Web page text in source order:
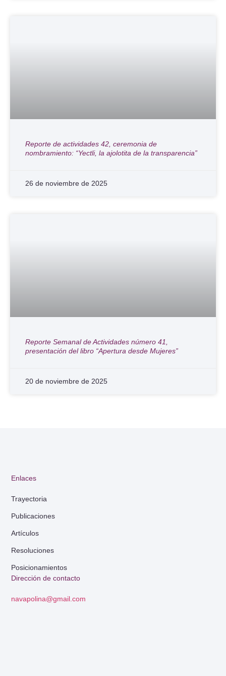
Reporte de actividades 42, ceremonia de
nombramiento: “Yectli, la ajolotita de la transparencia”
26 de noviembre de 2025
Reporte Semanal de Actividades número 41,
presentación del libro “Apertura desde Mujeres”
20 de noviembre de 2025
Dirección de contacto
navapolina@gmail.com
Enlaces
Trayectoria
Publicaciones
Artículos
Resoluciones
Posicionamientos